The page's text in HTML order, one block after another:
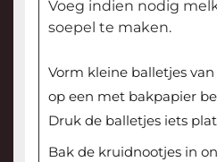
Voeg indien nodig
soepel te maken.
Vorm kleine balletjes
op een met bakpapier
Druk de balletjes iets
Bak de kruidnootjes in